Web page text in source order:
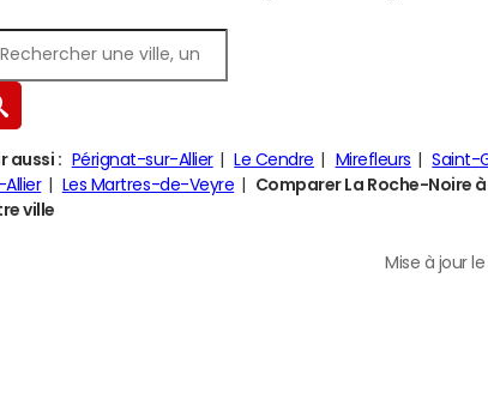
aussi : Pérignat-sur-Allier Le Cendre Mirefleurs
Saint-
Allier
Les Martres-de-Veyre
Comparer La Roche-Noire à
ville
Mise à jour